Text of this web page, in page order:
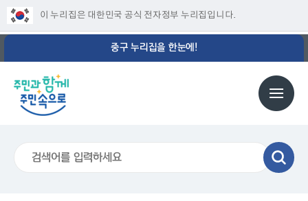
이 누리집은 대한민국 공식 전자정부 누리집입니다.
중구 누리집을 한눈에!